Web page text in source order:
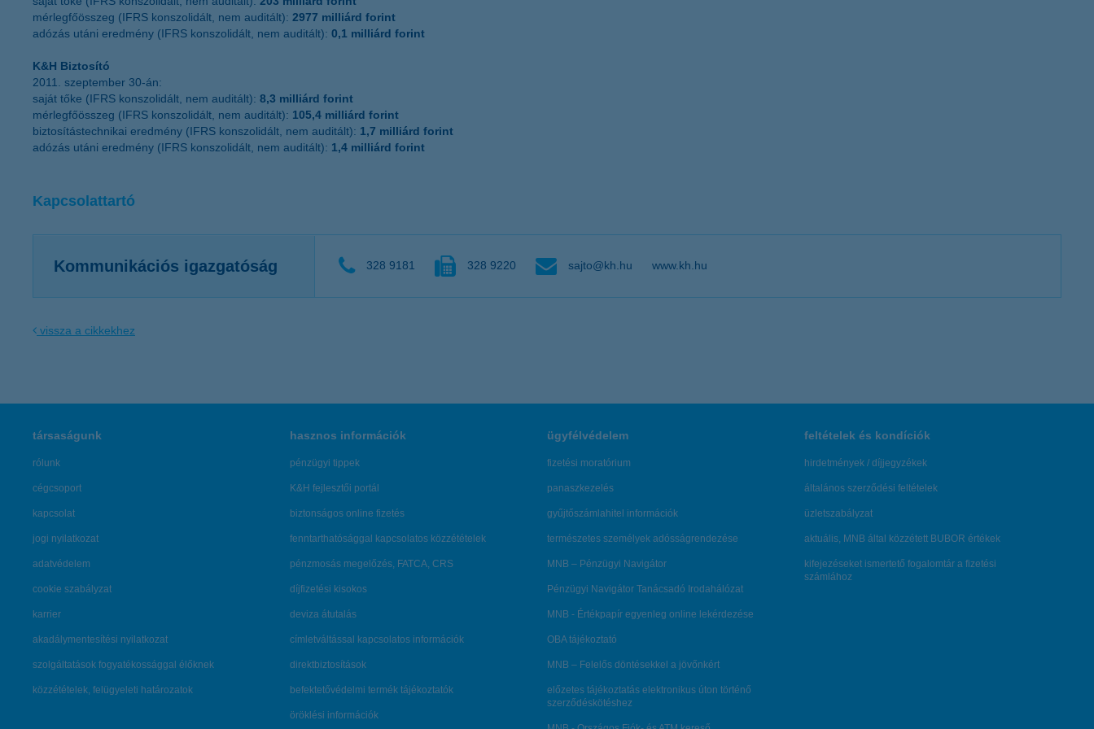
mérlegfőösszeg (IFRS konszolidált, nem auditált): 2977 milliárd forint
adózás utáni eredmény (IFRS konszolidált, nem auditált): 0,1 milliárd forint
K&H Biztosító
2011. szeptember 30-án:
saját tőke (IFRS konszolidált, nem auditált): 8,3 milliárd forint
mérlegfőösszeg (IFRS konszolidált, nem auditált): 105,4 milliárd forint
biztosítástechnikai eredmény (IFRS konszolidált, nem auditált): 1,7 milliárd forint
adózás utáni eredmény (IFRS konszolidált, nem auditált): 1,4 milliárd forint
Kapcsolattartó
Kommunikációs igazgatóság 328 9181 328 9220 sajto@kh.hu www.kh.hu
vissza a cikkekhez
társaságunk
rólunk
cégcsoport
kapcsolat
jogi nyilatkozat
adatvédelem
cookie szabályzat
karrier
akadálymentesítési nyilatkozat
szolgáltatások fogyatékossággal élőknek
közzétételek, felügyeleti határozatok
hasznos információk
pénzügyi tippek
K&H fejlesztői portál
biztonságos online fizetés
fenntarthatósággal kapcsolatos közzétételek
pénzmosás megelőzés, FATCA, CRS
díjfizetési kisokos
deviza átutalás
címletváltással kapcsolatos információk
direktbiztosítások
befektetővédelmi termék tájékoztatók
öröklési információk
ügyfélvédelem
fizetési moratórium
panaszkezelés
gyűjtőszámlahitel információk
természetes személyek adósságrendezése
MNB – Pénzügyi Navigátor
Pénzügyi Navigátor Tanácsadó Irodahálózat
MNB - Értékpapír egyenleg online lekérdezése
OBA tájékoztató
MNB – Felelős döntésekkel a jövőnkért
előzetes tájékoztatás elektronikus úton történő
szerződéskötéshez
feltételek és kondíciók
hirdetmények / díjjegyzékek
általános szerződési feltételek
üzletszabályzat
aktuális, MNB által közzétett BUBOR értékek
kifejezéseket ismertető fogalomtár a fizetési
számlához